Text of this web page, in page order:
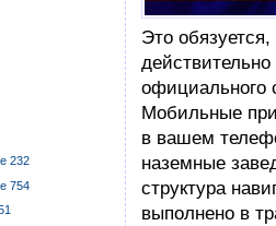
Это
официального
Мобильные
в вашем
наземные
структура
выполнено в
232
754